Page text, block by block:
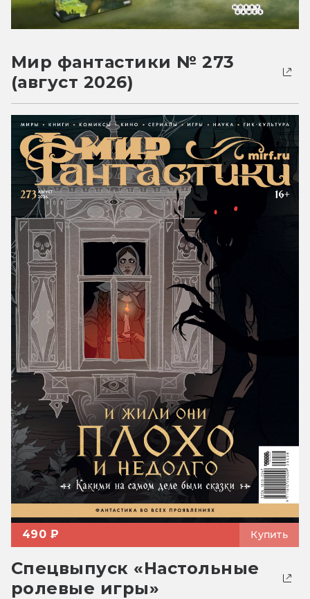
Мир фантастики № 273
(август 2026)
490 ₽ Купить
Спецвыпуск «Настольные
ролевые игры»